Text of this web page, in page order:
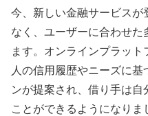
今、新しい金融サービス
なく、ユーザーに合わせ
ます。オンラインプラッ
人の信用履歴やニーズに
ンが提案され、借り手は
ことができるようになり